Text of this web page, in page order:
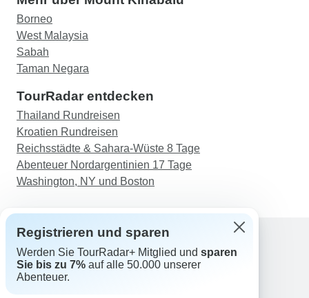
Borneo
West Malaysia
Sabah
Taman Negara
TourRadar entdecken
Thailand Rundreisen
Kroatien Rundreisen
Reichsstädte & Sahara-Wüste 8 Tage
Abenteuer Nordargentinien 17 Tage
Washington, NY und Boston
Support
Kontakt
Registrieren und sparen
Werden Sie TourRadar+ Mitglied und sparen
Sie bis zu 7% auf alle 50.000 unserer
Abenteuer.